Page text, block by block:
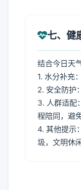
七、健
结合今日天
1. 水分补充
2. 安全防护
3. 人群适配
程陪同，避
4. 其他提示
圾，文明休闲